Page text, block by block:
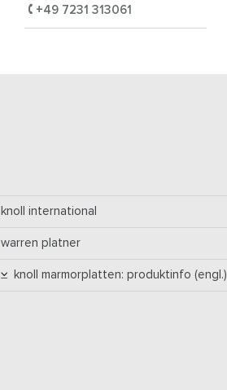
+49 7231 313061
knoll international
warren platner
knoll marmorplatten: produktinfo (engl.)